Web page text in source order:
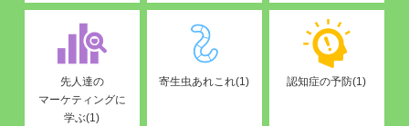
先人達の
マーケティングに
学ぶ(1)
寄生虫あれこれ(1) 認知症の予防(1)